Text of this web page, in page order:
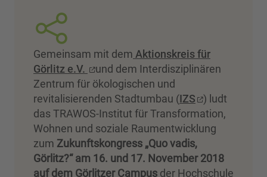
Gemeinsam mit dem Aktionskreis für
Görlitz e.V.
und dem Interdisziplinären
Zentrum für ökologischen und
revitalisierenden Stadtumbau (IZS
) ludt
das TRAWOS-Institut für Transformation,
Wohnen und soziale Raumentwicklung
zum Zukunftskongress „Quo vadis,
Görlitz?“ am 16. und 17. November 2018
auf dem Görlitzer Campus der Hochschule